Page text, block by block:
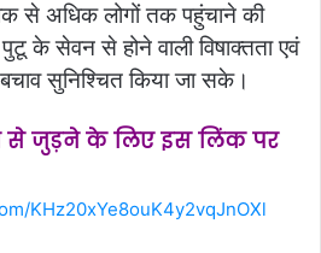
से अधिक लोगों तक पहुंचाने की
के सेवन से होने वाली विषाक्तता एवं
सुनिश्चित किया जा सके।
से जुड़ने के लिए इस लिंक पर
KHz20xYe8ouK4y2vqJnOXl